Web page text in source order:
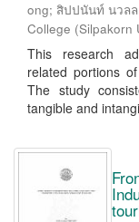
ong; สิปปนันท์ นวลล
College (Silpakorn
This research
related portions
The study
tangible and